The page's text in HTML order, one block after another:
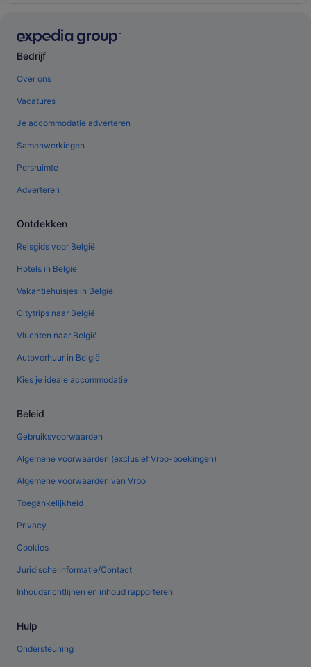
Bedrijf
Over ons
Vacatures
Je accommodatie adverteren
Samenwerkingen
Persruimte
Adverteren
Ontdekken
Reisgids voor België
Hotels in België
Vakantiehuisjes in België
Citytrips naar België
Vluchten naar België
Autoverhuur in België
Kies je ideale accommodatie
Beleid
Gebruiksvoorwaarden
Algemene voorwaarden (exclusief Vrbo-boekingen)
Algemene voorwaarden van Vrbo
Toegankelijkheid
Privacy
Cookies
Juridische informatie/Contact
Inhoudsrichtlijnen en inhoud rapporteren
Hulp
Ondersteuning